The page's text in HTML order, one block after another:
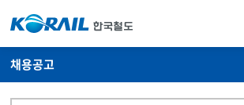
채용공고